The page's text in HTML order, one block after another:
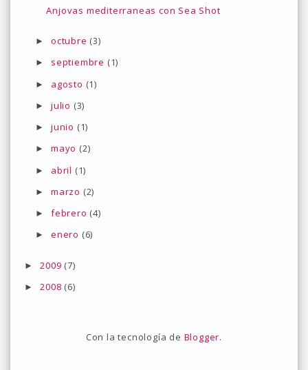
Anjovas mediterraneas con Sea Shot
► octubre (3)
► septiembre (1)
► agosto (1)
► julio (3)
► junio (1)
► mayo (2)
► abril (1)
► marzo (2)
► febrero (4)
► enero (6)
►2009 (7)
►2008 (6)
Con la tecnología de Blogger.